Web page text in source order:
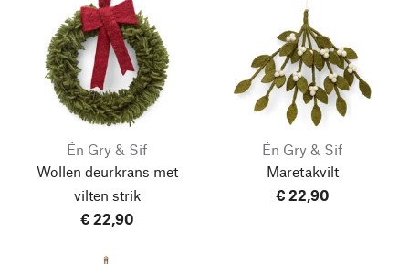
Én Gry & Sif
Wollen deurkrans met
vilten strik
€ 22,90
Én Gry & Sif
Maretakvilt
€ 22,90